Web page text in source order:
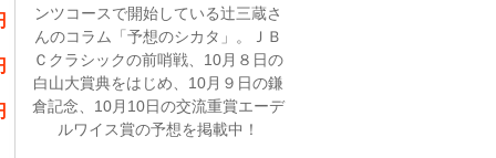
ンツコースで開始している辻三蔵さ
んのコラム「予想のシカタ」。ＪＢ
Ｃクラシックの前哨戦、10月８日の
白山大賞典をはじめ、10月９日の鎌
倉記念、10月10日の交流重賞エーデ
ルワイス賞の予想を掲載中！